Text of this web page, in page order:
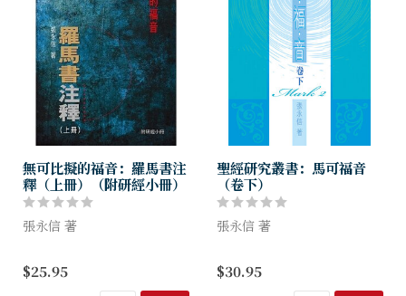
無可比擬的福音：羅馬書注
釋（上冊）（附研經小冊）
張永信 著
父，至今仍波瀾壯闊。羅馬書
的教義十分豐富，包括：罪的
$25.95
聖經研究叢書：馬可福音
（卷下）
張永信 著
卷福音書，但其地位在學術界
$30.95